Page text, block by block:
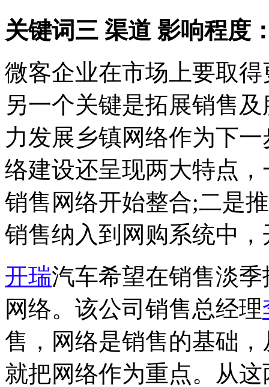
关键词三 渠道 影响
微客企业在市场上要取
另一个关键是拓展销售
力发展乡镇网络作为下
络建设还呈现两大特点
销售网络开始整合;二是
销售纳入到网购系统中
开瑞汽车希望在销售淡
网络。该公司销售总经理
售，网络是销售的基础
就把网络作为重点。从